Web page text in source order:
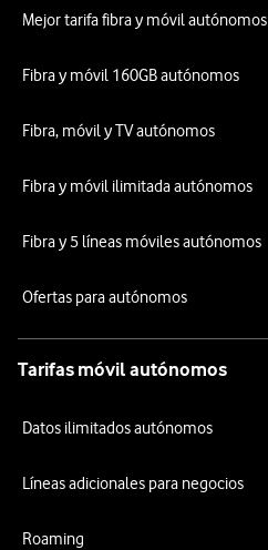
Mejor tarifa fibra y móvil autónomos
Fibra y móvil 160GB autónomos
Fibra, móvil y TV autónomos
Fibra y móvil ilimitada autónomos
Fibra y 5 líneas móviles autónomos
Ofertas para autónomos
Tarifas móvil autónomos
Datos ilimitados autónomos
Líneas adicionales para negocios
Roaming